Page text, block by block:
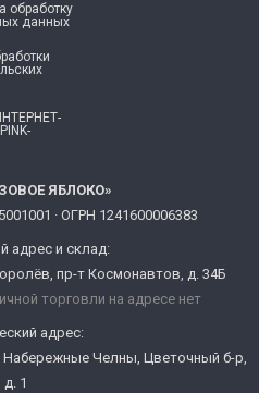
обработку
данных
ЯБЛОКО»
· ОГРН 1241600006383
адрес и склад:
пр-т Космонавтов, д. 34Б
торговли на адресе нет
адрес:
Набережные Челны, Цветочный б-р,
д. 1